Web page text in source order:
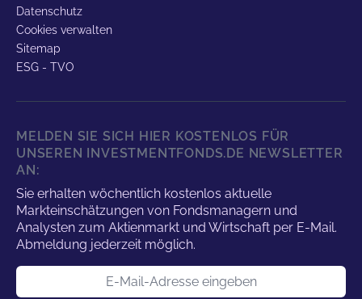
Datenschutz
Cookies verwalten
Sitemap
ESG - TVO
MELDEN SIE SICH HIER KOSTENLOS FÜR
UNSEREN INVESTMENTFONDS.DE NEWSLETTER
AN:
Sie erhalten wöchentlich kostenlos aktuelle
Markteinschätzungen von Fondsmanagern und
Analysten zum Aktienmarkt und Wirtschaft per E-Mail.
Abmeldung jederzeit möglich.
E-Mail-Adresse